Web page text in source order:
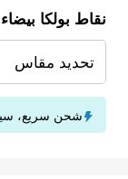
نقاط بولكا بيضاء
تحديد مقاس
شحن سريع، سيتم